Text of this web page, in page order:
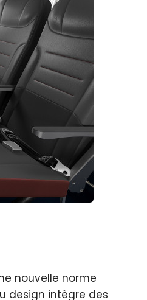
nouvelle norme
design intègre des